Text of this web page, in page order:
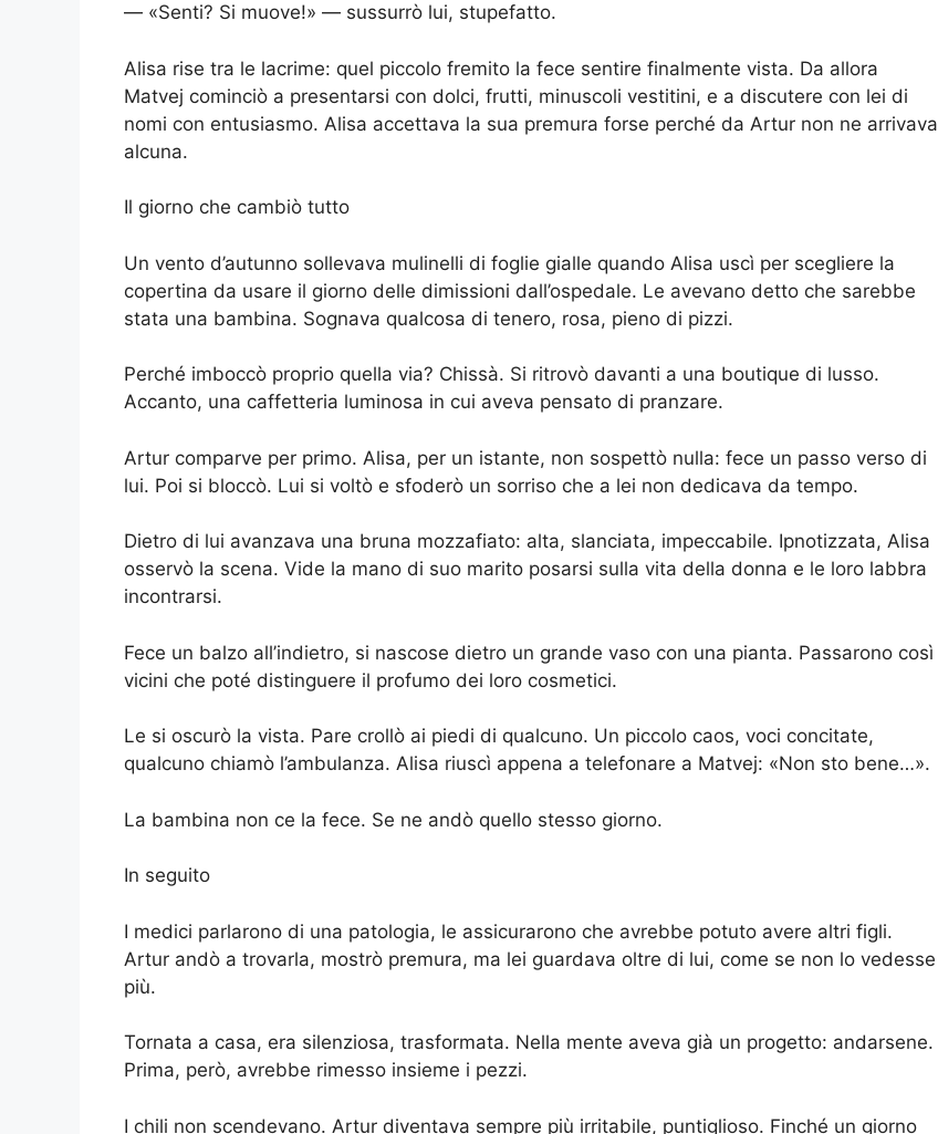
— «Senti? Si muove!» — sussurrò lui, stupefatto.
Alisa rise tra le lacrime: quel piccolo fremito la fece sentire finalmente vista. Da allora
Matvej cominciò a presentarsi con dolci, frutti, minuscoli vestitini, e a discutere con lei di
nomi con entusiasmo. Alisa accettava la sua premura forse perché da Artur non ne arrivava
alcuna.
Il giorno che cambiò tutto
Un vento d’autunno sollevava mulinelli di foglie gialle quando Alisa uscì per scegliere la
copertina da usare il giorno delle dimissioni dall’ospedale. Le avevano detto che sarebbe
stata una bambina. Sognava qualcosa di tenero, rosa, pieno di pizzi.
Perché imboccò proprio quella via? Chissà. Si ritrovò davanti a una boutique di lusso.
Accanto, una caffetteria luminosa in cui aveva pensato di pranzare.
Artur comparve per primo. Alisa, per un istante, non sospettò nulla: fece un passo verso di
lui. Poi si bloccò. Lui si voltò e sfoderò un sorriso che a lei non dedicava da tempo.
Dietro di lui avanzava una bruna mozzafiato: alta, slanciata, impeccabile. Ipnotizzata, Alisa
osservò la scena. Vide la mano di suo marito posarsi sulla vita della donna e le loro labbra
incontrarsi.
Fece un balzo all’indietro, si nascose dietro un grande vaso con una pianta. Passarono così
vicini che poté distinguere il profumo dei loro cosmetici.
Le si oscurò la vista. Pare crollò ai piedi di qualcuno. Un piccolo caos, voci concitate,
qualcuno chiamò l’ambulanza. Alisa riuscì appena a telefonare a Matvej: «Non sto bene…».
La bambina non ce la fece. Se ne andò quello stesso giorno.
In seguito
I medici parlarono di una patologia, le assicurarono che avrebbe potuto avere altri figli.
Artur andò a trovarla, mostrò premura, ma lei guardava oltre di lui, come se non lo vedesse
più.
Tornata a casa, era silenziosa, trasformata. Nella mente aveva già un progetto: andarsene.
Prima, però, avrebbe rimesso insieme i pezzi.
I chili non scendevano. Artur diventava sempre più irritabile, puntiglioso. Finché un giorno